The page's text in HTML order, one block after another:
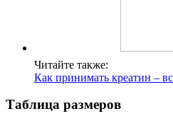
Читайте также:
Как принимать креатин –
Таблица размеров